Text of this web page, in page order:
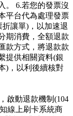
。 6.若您的發票沒
平台代為處理發票
讓單)，以加速退
期消費，全額退款
款方式，將退款款
提供相關資料(銀
)，以利後續核對
啟動退款機制(104
線上刷卡系統商